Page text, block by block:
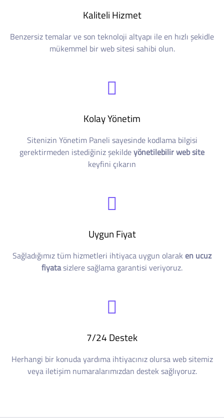
Kaliteli Hizmet
Benzersiz temalar ve son teknoloji altyapı ile en hızlı şekidle
mükemmel bir web sitesi sahibi olun.
Kolay Yönetim
Sitenizin Yönetim Paneli sayesinde kodlama bilgisi
gerektirmeden istediğiniz şekildeyönetilebilir web site
keyfini çıkarın
Uygun Fiyat
Sağladığımız tüm hizmetleri ihtiyaca uygun olarak en ucuz
fiyatasizlere sağlama garantisi veriyoruz.
7/24 Destek
Herhangi bir konuda yardıma ihtiyacınız olursa web sitemiz
veya iletişim numaralarımızdan destek sağlıyoruz.